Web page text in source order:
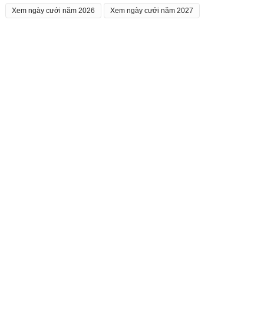
Xem ngày cưới năm 2026 Xem ngày cưới năm 2027